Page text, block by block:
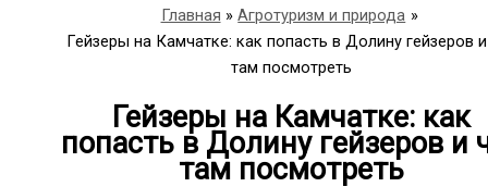
Главная
Агротуризм и природа
Гейзеры на Камчатке: как попасть в Долину гейзеров
там посмотреть
Гейзеры на Камчатке: как
попасть в Долину гейзеров и
там посмотреть